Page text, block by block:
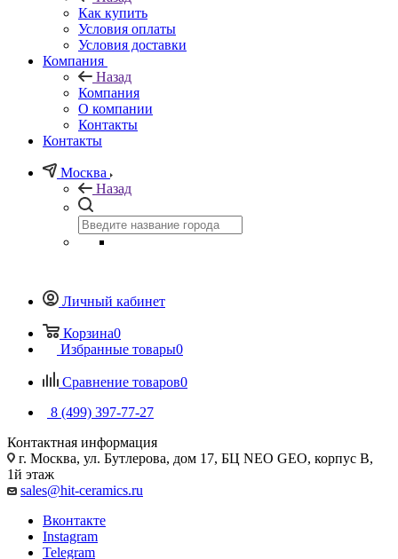
Как купить
Условия оплаты
Условия доставки
Компания
Назад
Компания
О компании
Контакты
Контакты
Москва
Назад
Личный кабинет
Корзина0
Избранные товары0
Сравнение товаров0
8 (499) 397-77-27
Контактная информация
г. Москва, ул. Бутлерова, дом 17, БЦ NEO GEO, корпус В,
1й этаж
sales@hit-ceramics.ru
Вконтакте
Instagram
Telegram